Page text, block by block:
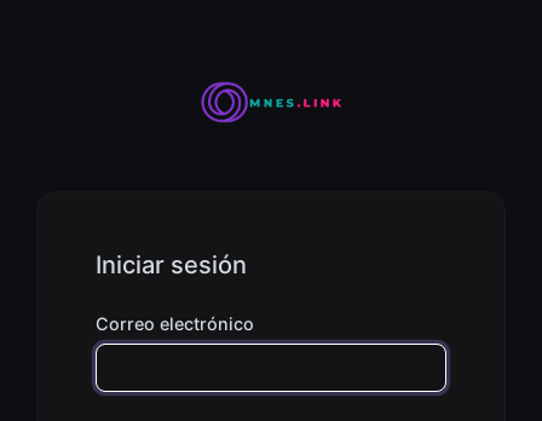
Iniciar sesión
Correo electrónico